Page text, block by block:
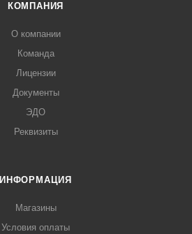
КОМПАНИЯ
О компании
Команда
Лицензии
Документы
ЭДО
Реквизиты
ИНФОРМАЦИЯ
Магазины
Условия оплаты